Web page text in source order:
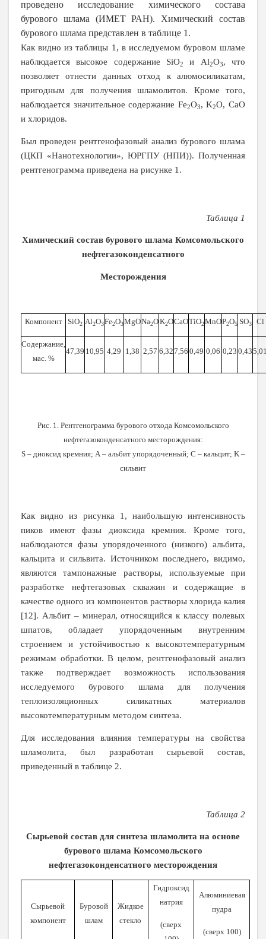
проведено исследование химического состава
бурового шлама (ИМЕТ РАН). Химический состав
бурового шлама представлен в таблице 1.
Как видно из таблицы 1, в исследуемом буровом шламе
наблюдается высокое содержание SiO2 и Al2O3, что
позволяет отнести данных отход к алюмосиликатам,
пригодным для получения шламолитов. Кроме того,
наблюдается значительное содержание Fe2O3,K2O,CaO
и хлоридов.
Был проведен рентгенофазовый анализ бурового шлама
(ЦКП «Нанотехнологии», ЮРГПУ (НПИ)). Полученная
рентгенограмма приведена на рисунке 1.
Таблица 1
Химический состав бурового шлама Комсомольского
нефтегазоконденсатного
Месторождения
Компонент SiO2 Al2O3Fe2O3MgONa2OK2OCaOTiO2MnOP2O5 SO3 Cl
Содержание,
мас. %
47,39 10,95 4,29 1,38 2,57 6,327,56 0,49 0,06 0,23 0,43
Рис. 1. Рентгенограмма бурового отхода Комсомольского
нефтегазоконденсатного месторождения:
S– диоксид кремния; A – альбит упорядоченный; C – кальцит; K–
сильвит
Как видно из рисунка 1, наибольшую интенсивность
пиков имеют фазы диоксида кремния. Кроме того,
наблюдаются фазы упорядоченного (низкого) альбита,
кальцита и сильвита. Источником последнего, видимо,
являются тампонажные растворы, используемые при
разработке нефтегазовых скважин и содержащие в
качестве одного из компонентов растворы хлорида калия
[12]. Альбит – минерал, относящийся к классу полевых
шпатов, обладает упорядоченным внутренним
строением и устойчивостью к высокотемпературным
режимам обработки. В целом, рентгенофазовый анализ
также подтверждает возможность использования
исследуемого бурового шлама для получения
теплоизоляционных силикатных материалов
высокотемпературным методом синтеза.
Для исследования влияния температуры на свойства
шламолита, был разработан сырьевой состав,
приведенный в таблице 2.
Таблица 2
Сырьевой состав для синтеза шламолита на основе
бурового шлама Комсомольского
нефтегазоконденсатного месторождения
Сырьевой
компонент
Буровой
шлам
Жидкое
стекло
Гидроксид
натрия
(сверх
Алюминиевая
пудра
(сверх 100)